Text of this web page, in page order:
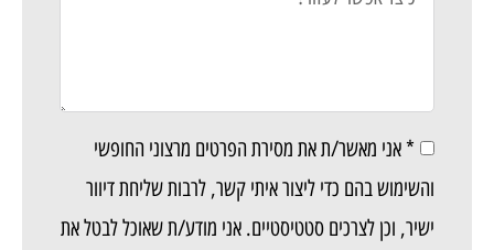
* אני מאשר/ת את מסירת הפרטים מרצוני החופשי
והשימוש בהם כדי ליצור איתי קשר, לרבות שליחת דיוור
ישיר, וכן לצרכים סטטיסטיים. אני מודע/ת שאוכל לבטל את